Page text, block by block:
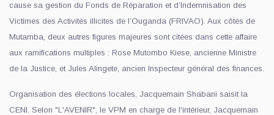
cause sa gestion du Fonds de Réparation et d’Indemnisation des
Victimes des Activités illicites de l’Ouganda (FRIVAO). Aux côtés de
Mutamba, deux autres figures majeures sont citées dans cette affaire
aux ramifications multiples : Rose Mutombo Kiese, ancienne Ministre
de la Justice, et Jules Alingete, ancien Inspecteur général des finances.
Organisation des élections locales, Jacquemain Shabani saisit la
CENI. Selon "L'AVENIR", le VPM en charge de l'intérieur, Jacquemain